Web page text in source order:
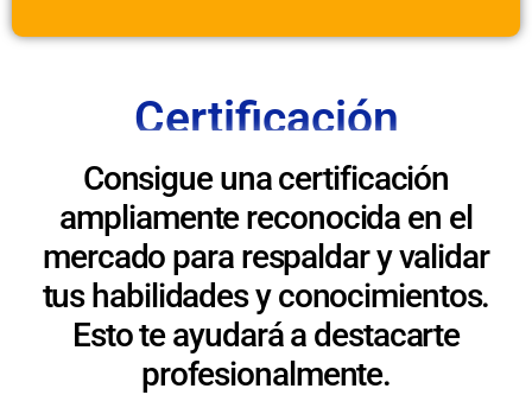
Certificación
Consigue una certificación
ampliamente reconocida en el
mercado para respaldar y validar
tus habilidades y conocimientos.
Esto te ayudará a destacarte
profesionalmente.